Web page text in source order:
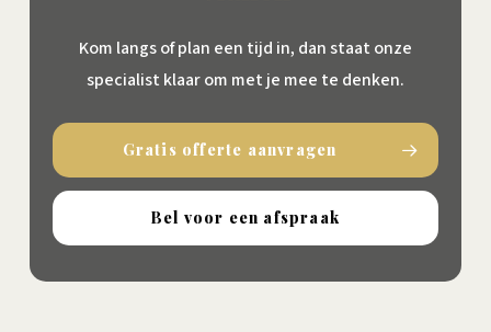
Kom langs of plan een tijd in, dan staat onze
specialist klaar om met je mee te denken.
Gratis offerte aanvragen
Bel voor een afspraak